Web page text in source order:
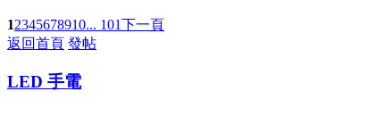
12345678910... 101下一頁
返回首頁 發帖
LED 手電